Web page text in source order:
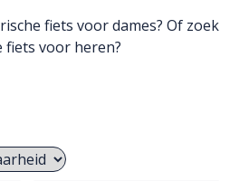
fiets voor dames? Of zoek
fiets voor heren?